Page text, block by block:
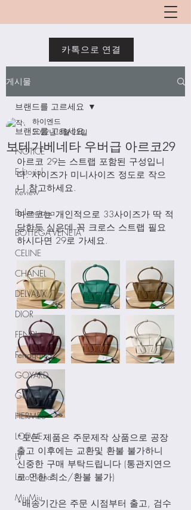
카톡으로 연결
게시물
브랜드를 고르세요
NOTICE
Editorial
Review
Balenciaga
BOTTEGA VENETA
CELINE
CHANEL
DELVAUX
DIOR
FENDI
Ferragamo
GOYARD
GUCCI
HERMES
LOEWE
LV
Loro Piana
MiuMiu
브랜드를 고르세요
보테가베네타 우버급 아르코29
하이엔드
2022년 8월 28일
아르코 29는 스트랩 포함된 구성입니
다. 사이즈가 미니사이즈 정도로 작으
니 참고하세요.
아르코는 개인적으로 33사이즈가 딱 적
당한듯 싶은데 꼭 크로스 스트랩 필요
하시다면 29로 가세요.
*모든 제품은 주문제작 상품으로 공장
출고 이후에는 교환및 환불 불가하니
신중한 구매 부탁드립니다 (통관지연으
로 인한 최소/환불 불가)
*배송기간은 주문 시점부터 출고, 검수